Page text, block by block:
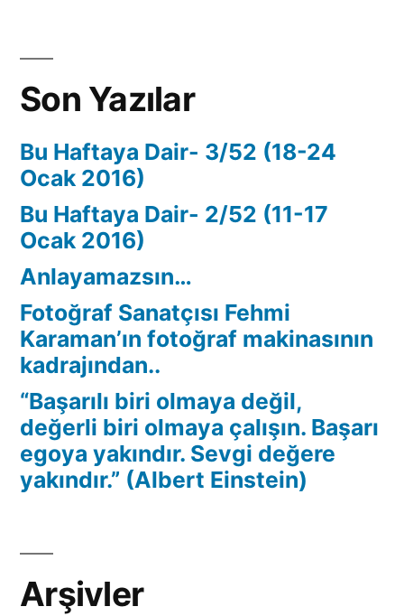
Son Yazılar
Bu Haftaya Dair- 3/52 (18-24
Ocak 2016)
Bu Haftaya Dair- 2/52 (11-17
Ocak 2016)
Anlayamazsın…
Fotoğraf Sanatçısı Fehmi
Karaman’ın fotoğraf makinasının
kadrajından..
“Başarılı biri olmaya değil,
değerli biri olmaya çalışın. Başarı
egoya yakındır. Sevgi değere
yakındır.” (Albert Einstein)
Arşivler